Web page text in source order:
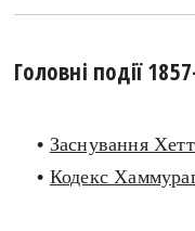
Головні події
• Заснування
• Кодекс